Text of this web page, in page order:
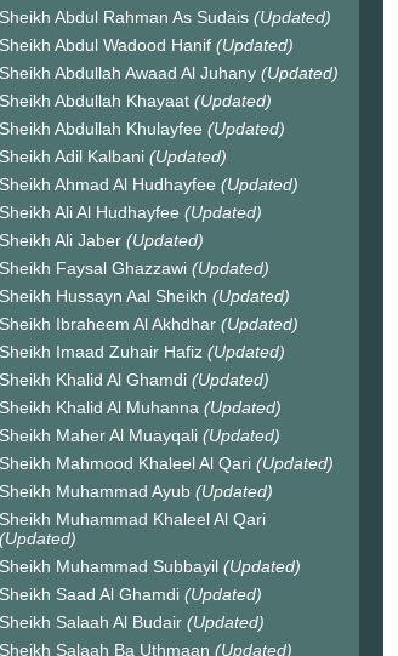
Sheikh Abdul Rahman As Sudais (Updated)
Sheikh Abdul Wadood Hanif (Updated)
Sheikh Abdullah Awaad Al Juhany (Updated)
Sheikh Abdullah Khayaat (Updated)
Sheikh Abdullah Khulayfee (Updated)
Sheikh Adil Kalbani (Updated)
Sheikh Ahmad Al Hudhayfee (Updated)
Sheikh Ali Al Hudhayfee (Updated)
Sheikh Ali Jaber (Updated)
Sheikh Faysal Ghazzawi (Updated)
Sheikh Hussayn Aal Sheikh (Updated)
Sheikh Ibraheem Al Akhdhar (Updated)
Sheikh Imaad Zuhair Hafiz (Updated)
Sheikh Khalid Al Ghamdi (Updated)
Sheikh Khalid Al Muhanna (Updated)
Sheikh Maher Al Muayqali (Updated)
Sheikh Mahmood Khaleel Al Qari (Updated)
Sheikh Muhammad Ayub (Updated)
Sheikh Muhammad Khaleel Al Qari
(Updated)
Sheikh Muhammad Subbayil (Updated)
Sheikh Saad Al Ghamdi (Updated)
Sheikh Salaah Al Budair (Updated)
Sheikh Salaah Ba Uthmaan (Updated)